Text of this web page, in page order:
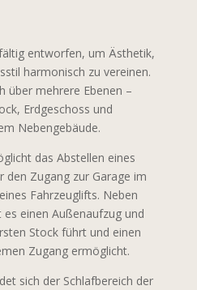
entworfen, um Ästhetik,
harmonisch zu vereinen.
über mehrere Ebenen –
Erdgeschoss und
Nebengebäude.
das Abstellen eines
den Zugang zur Garage im
Fahrzeuglifts. Neben
einen Außenaufzug und
Stock führt und einen
Zugang ermöglicht.
sich der Schlafbereich der